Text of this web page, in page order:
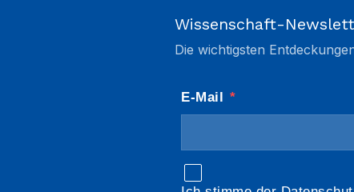
Wissenschaft-
Die wichtigsten